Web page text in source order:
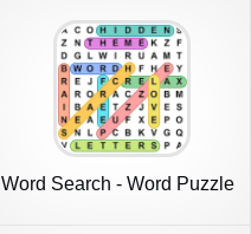
Word Search - Word Puzzle